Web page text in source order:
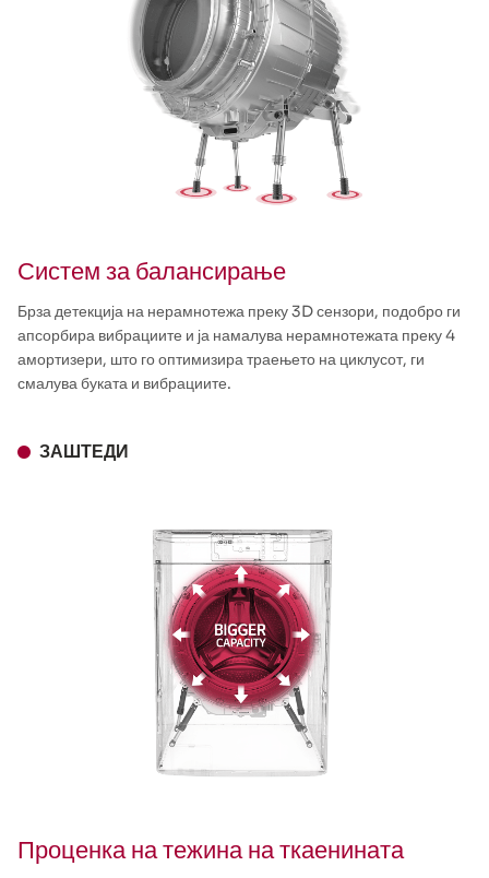
Систем за балансирање
Брза детекција на нерамнотежа преку 3D сензори, подобро ги
апсорбира вибрациите и ја намалува нерамнотежата преку 4
амортизери, што го оптимизира траењето на циклусот, ги
смалува буката и вибрациите.
ЗАШТЕДИ
Проценка на тежина на ткаенината